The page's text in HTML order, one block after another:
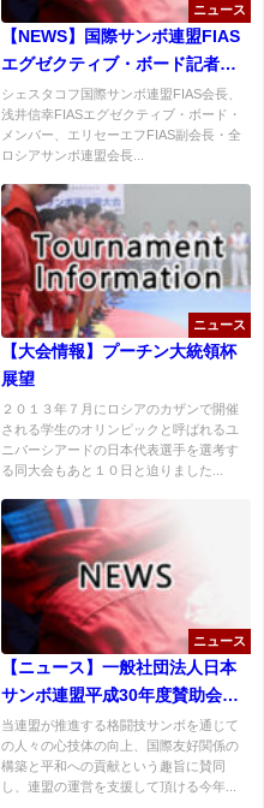
ニュース
【NEWS】国際サンボ連盟FIAS
エグゼクティブ・ボード記者会
見
シェスタコフ国際サンボ連盟FIAS会長、
浅井信幸FIASエグゼクティブ・ボード・
メンバー、エリセーエフFIAS副会長・全
ロシアサンボ連盟会長...
ニュース
【大会情報】プーチン大統領杯
展望
２０１３年７月にロシアのカザンで開催
される学生のオリンピックと呼ばれるユ
ニバーシアードの日本代表選手を選考す
る同大会もあと１０日と迫りました...
ニュース
【ニュース】一般社団法人日本
サンボ連盟平成30年度賛助会員
募集
当連盟が推進する格闘技サンボを通じて
の人々の心技体の向上、国際友好関係の
構築と平和への貢献という趣旨に賛同
し、連盟の運営を支援して頂ける今年...